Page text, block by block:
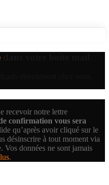
recevoir notre lettre
confirmation vous sera
qu’après avoir cliqué sur le
désinscrire à tout moment via
Vos données ne sont jamais
.